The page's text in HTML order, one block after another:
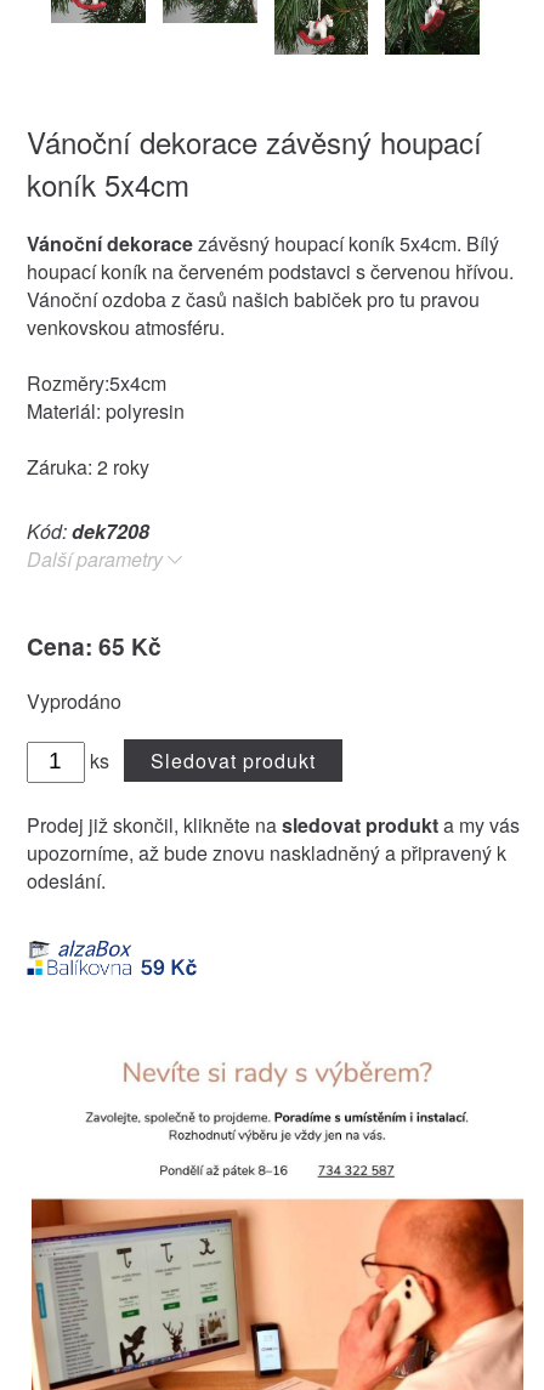
Vánoční dekorace závěsný houpací
koník 5x4cm
Vánoční dekoracezávěsný houpací koník 5x4cm. Bílý
houpací koník na červeném podstavci s červenou hřívou.
Vánoční ozdoba z časů našich babiček pro tu pravou
venkovskou atmosféru.
Rozměry:5x4cm
Materiál: polyresin
Záruka: 2 roky
Kód:dek7208
Další parametry
Cena: 65 Kč
Vyprodáno
ks Sledovat produkt
Prodej již skončil, klikněte nasledovat produkta my vás
upozorníme, až bude znovu naskladněný a připravený k
odeslání.